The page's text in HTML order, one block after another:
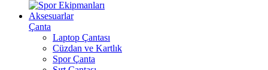
Aksesuarlar
Çanta
Laptop Çantası
Cüzdan ve Kartlık
Spor Çanta